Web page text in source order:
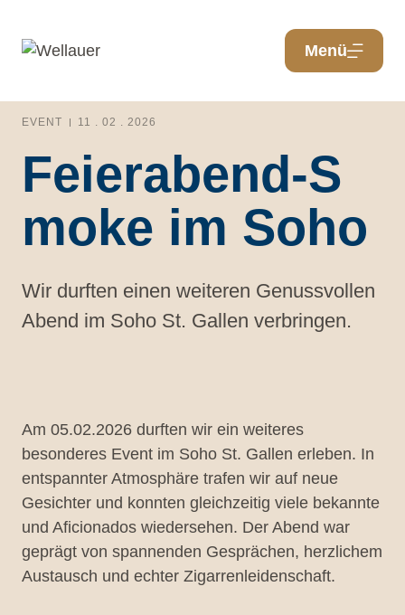
Menü
EVENT 11 . 02 . 2026
Feierabend-S
moke im Soho
Wir durften einen weiteren Genussvollen
Abend im Soho St. Gallen verbringen.
Am 05.02.2026 durften wir ein weiteres
besonderes Event im Soho St. Gallen erleben. In
entspannter Atmosphäre trafen wir auf neue
Gesichter und konnten gleichzeitig viele bekannte
und Aficionados wiedersehen. Der Abend war
geprägt von spannenden Gesprächen, herzlichem
Austausch und echter Zigarrenleidenschaft.